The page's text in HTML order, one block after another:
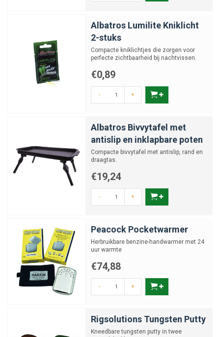
Hoe onderhoud ik mijn karper tools en
accessoires?
Welke tools zijn handig voor het maken van
hair rigs?
Waarvoor gebruik je een tang bij het
karpervissen?
Waar moet ik op letten bij het kopen van
karperaccessoires en tools?
Albatros Lumilite Kniklicht
2-stuks
Compacte kniklichtjes die zorgen voor
perfecte zichtbaarheid bij nachtvissen.
€0,89
- +
Albatros Bivvytafel met
antislip en inklapbare poten
Compacte bivvytafel met antislip, rand en
draagtas.
€19,24
- +
Peacock Pocketwarmer
Herbruikbare benzine-handwarmer met 24
uur warmte
€74,88
- +
Rigsolutions Tungsten Putty
Kneedbare tungsten putty in twee